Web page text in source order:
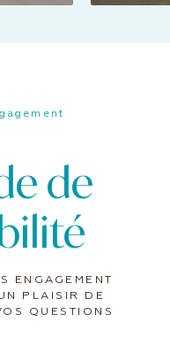
de
ENGAGEMENT
PLAISIR DE
QUESTIONS